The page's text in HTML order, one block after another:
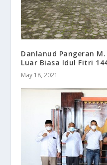
Danlanud Pangeran
Luar Biasa Idul Fitri
May 18, 2021